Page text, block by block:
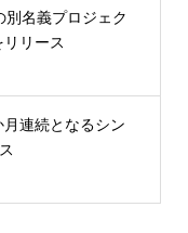
名義プロジェク
リース
連続となるシン